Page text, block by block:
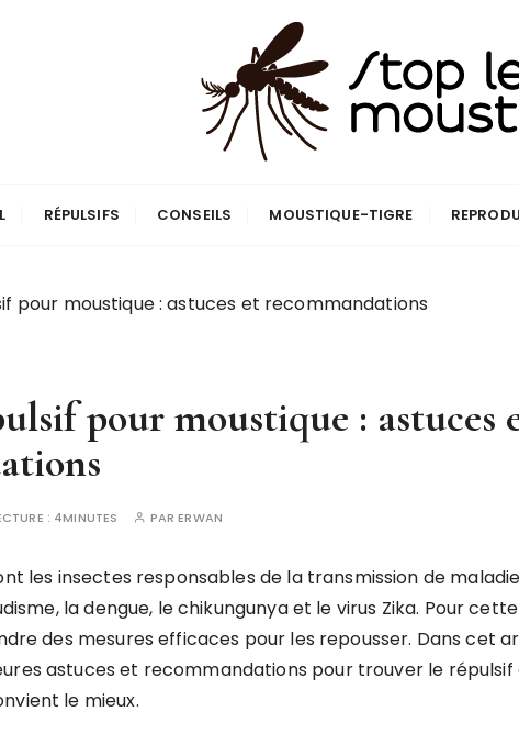
Moustique
RÉPULSIFS CONSEILS MOUSTIQUE-TIGRE
pour moustique : astuces et recommandations
pour moustique : astuces
: 4MINUTES PARERWAN
les insectes responsables de la transmission de
la dengue, le chikungunya et le virus Zika. Pour
des mesures efficaces pour les repousser. Dans cet
astuces et recommandations pour trouver le
le mieux.